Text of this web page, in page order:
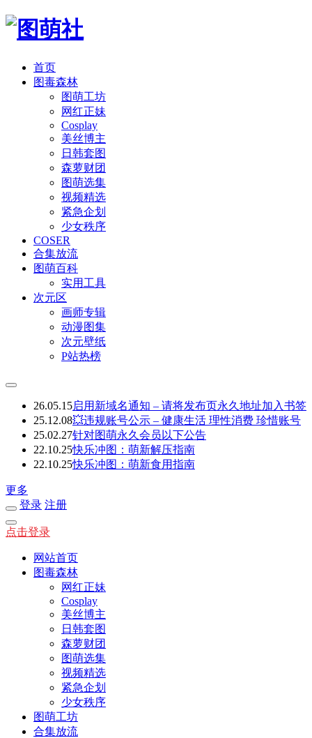
首页
图毒森林
图萌工坊
网红正妹
Cosplay
美丝博主
日韩套图
森萝财团
图萌选集
视频精选
紧急企划
少女秩序
COSER
合集放流
图萌百科
实用工具
次元区
画师专辑
动漫图集
次元壁纸
P站热榜
26.05.15启用新域名通知 – 请将发布页永久地址加入书签
25.12.08💥违规账号公示 – 健康生活 理性消费 珍惜账号
25.02.27针对图萌永久会员以下公告
22.10.25快乐冲图：萌新解压指南
22.10.25快乐冲图：萌新食用指南
更多
登录 注册
点击登录
网站首页
图毒森林
网红正妹
Cosplay
美丝博主
日韩套图
森萝财团
图萌选集
视频精选
紧急企划
少女秩序
图萌工坊
合集放流